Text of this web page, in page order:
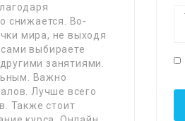
снижается. Во-
мира, не выходя
выбираете
занятиями.
Важно
Лучше всего
Также стоит